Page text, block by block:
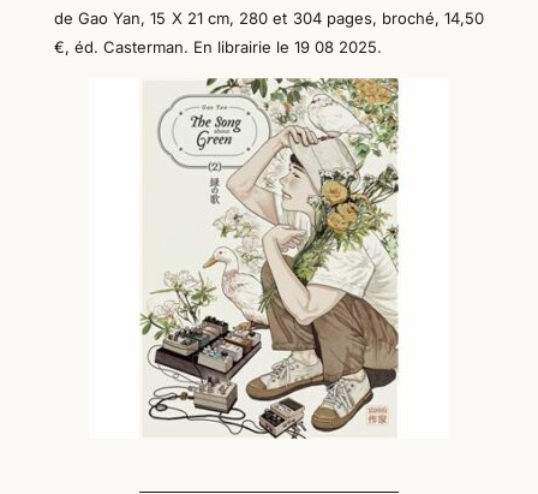
de Gao Yan, 15 X 21 cm, 280 et 304 pages, broché, 14,50
€, éd. Casterman. En librairie le 19 08 2025.